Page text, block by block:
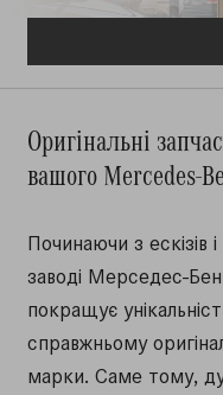
Оригінальні
вашого Mercedes-
Починаючи з ескізів
заводі Мерседес-
покращує
справжньому
марки. Саме тому,